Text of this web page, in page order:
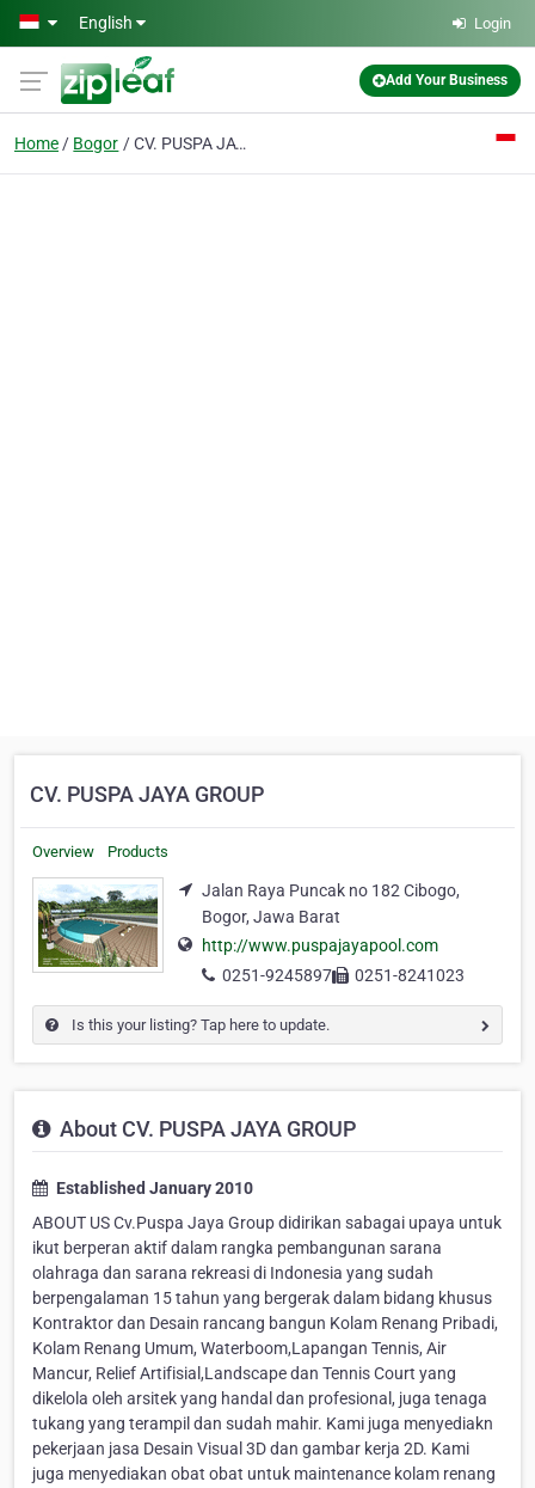
Skip to main content
English Login
Add Your Business
Home Bogor CV. PUSPA JAYA GROUP
CV. PUSPA JAYA GROUP
Overview Products
Jalan Raya Puncak no 182 Cibogo,
Bogor, Jawa Barat
http://www.puspajayapool.com
0251-9245897
0251-8241023
Is this your listing? Tap here to update.
About CV. PUSPA JAYA GROUP
Established January 2010
ABOUT US Cv.Puspa Jaya Group didirikan sabagai upaya untuk
ikut berperan aktif dalam rangka pembangunan sarana
olahraga dan sarana rekreasi di Indonesia yang sudah
berpengalaman 15 tahun yang bergerak dalam bidang khusus
Kontraktor dan Desain rancang bangun Kolam Renang Pribadi,
Kolam Renang Umum, Waterboom,Lapangan Tennis, Air
Mancur, Relief Artifisial,Landscape dan Tennis Court yang
dikelola oleh arsitek yang handal dan profesional, juga tenaga
tukang yang terampil dan sudah mahir. Kami juga menyediakn
pekerjaan jasa Desain Visual 3D dan gambar kerja 2D. Kami
juga menyediakan obat obat untuk maintenance kolam renang